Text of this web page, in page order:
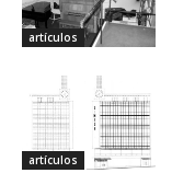
artículos
artículos